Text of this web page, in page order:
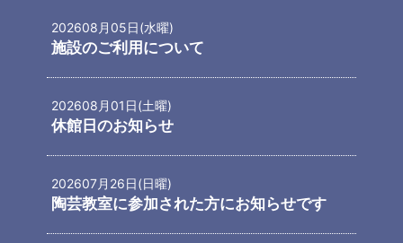
202608月05日(水曜)
施設のご利用について
202608月01日(土曜)
休館日のお知らせ
202607月26日(日曜)
陶芸教室に参加された方にお知らせです